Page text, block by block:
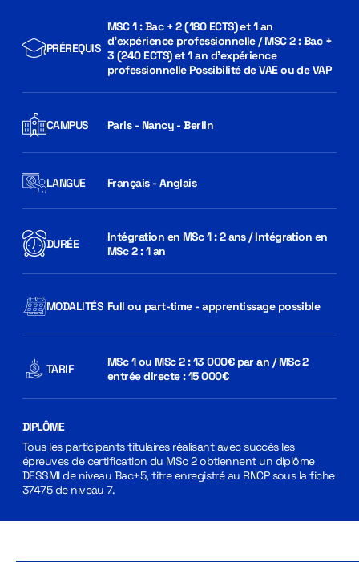
PRÉREQUIS
MSC 1 : Bac + 2 (180 ECTS) et 1 an
d'expérience professionnelle / MSC 2 : Bac +
3 (240 ECTS) et 1 an d'expérience
professionnelle Possibilité de VAE ou de VAP
CAMPUS Paris - Nancy - Berlin
LANGUE Français - Anglais
DURÉE
Intégration en MSc 1 : 2 ans / Intégration en
MSc 2 : 1 an
MODALITÉS Full ou part-time - apprentissage possible
TARIF
MSc 1 ou MSc 2 : 13 000€ par an / MSc 2
entrée directe : 15 000€
DIPLÔME
Tous les participants titulaires réalisant avec succès les
épreuves de certification du MSc 2 obtiennent un diplôme
DESSMI de niveau Bac+5, titre enregistré au RNCP sous la fiche
37475 de niveau 7.